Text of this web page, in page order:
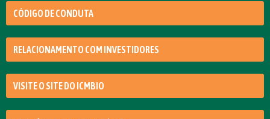
CÓDIGO DE CONDUTA
RELACIONAMENTO COM INVESTIDORES
VISITE O SITE DO ICMBIO